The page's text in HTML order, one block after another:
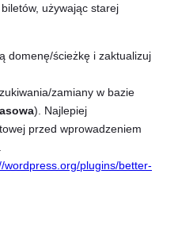
używając starej
domenę/ścieżkę i zaktualizuj
zamiany w bazie
). Najlepiej
przed wprowadzeniem
wordpress.org/plugins/better-